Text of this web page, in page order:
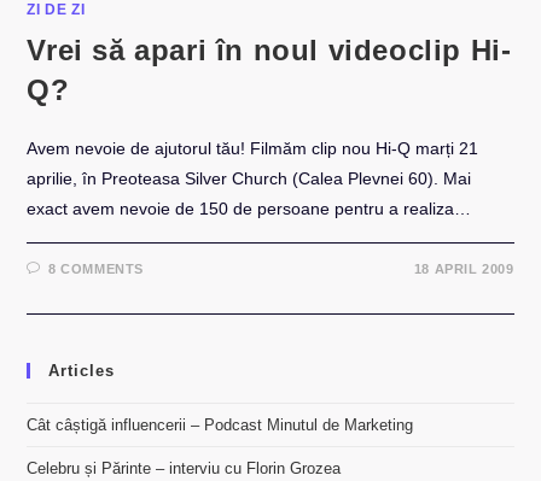
ZI DE ZI
Vrei să apari în noul videoclip Hi-
Q?
Avem nevoie de ajutorul tău! Filmăm clip nou Hi-Q marți 21
aprilie, în Preoteasa Silver Church (Calea Plevnei 60). Mai
exact avem nevoie de 150 de persoane pentru a realiza…
8 COMMENTS 18 APRIL 2009
Articles
Cât câștigă influencerii – Podcast Minutul de Marketing
Celebru și Părinte – interviu cu Florin Grozea